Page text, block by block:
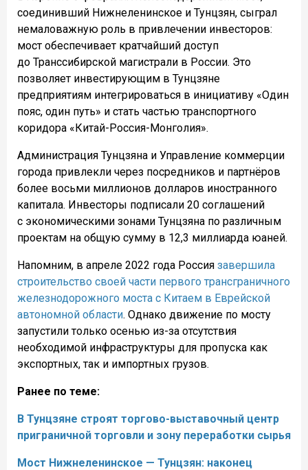
соединивший Нижнеленинское и Тунцзян, сыграл
немаловажную роль в привлечении инвесторов:
мост обеспечивает кратчайший доступ
до Транссибирской магистрали в России. Это
позволяет инвестирующим в Тунцзяне
предприятиям интегрироваться в инициативу «Один
пояс, один путь» и стать частью транспортного
коридора «Китай-Россия-Монголия».
Администрация Тунцзяна и Управление коммерции
города привлекли через посредников и партнёров
более восьми миллионов долларов иностранного
капитала. Инвесторы подписали 20 соглашений
с экономическими зонами Тунцзяна по различным
проектам на общую сумму в 12,3 миллиарда юаней.
Напомним, в апреле 2022 года Россия завершила
строительство своей части первого трансграничного
железнодорожного моста с Китаем в Еврейской
автономной области. Однако движение по мосту
запустили только осенью из-за отсутствия
необходимой инфраструктуры для пропуска как
экспортных, так и импортных грузов.
Ранее по теме:
В Тунцзяне строят торгово-выставочный центр
приграничной торговли и зону переработки сырья
Мост Нижнеленинское — Тунцзян: наконец